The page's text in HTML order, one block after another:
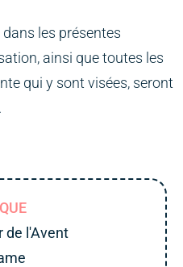
les présentes
ainsi que toutes les
qui y sont visées, seront
de l'Avent